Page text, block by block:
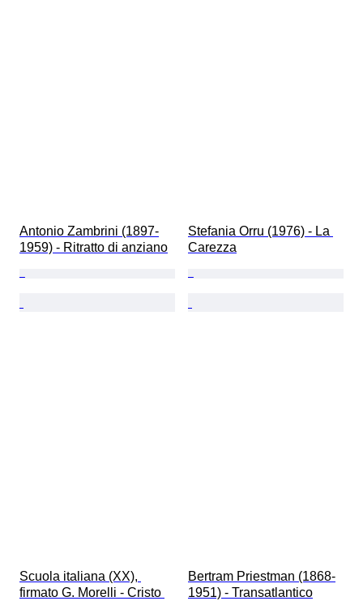
Antonio Zambrini (1897-
1959) - Ritratto di anziano
Stefania Orru (1976) - La
Carezza
Scuola italiana (XX),
firmato G. Morelli - Cristo
Bertram Priestman (1868-
1951) - Transatlantico